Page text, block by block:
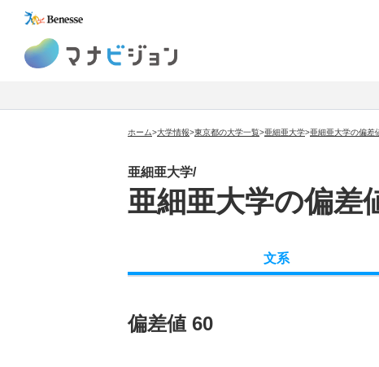
ホーム>大学情報>東京都の大学一覧>亜細亜大学>亜細亜大学の偏差
亜細亜大学/
亜細亜大学の偏差
文系
偏差値 60